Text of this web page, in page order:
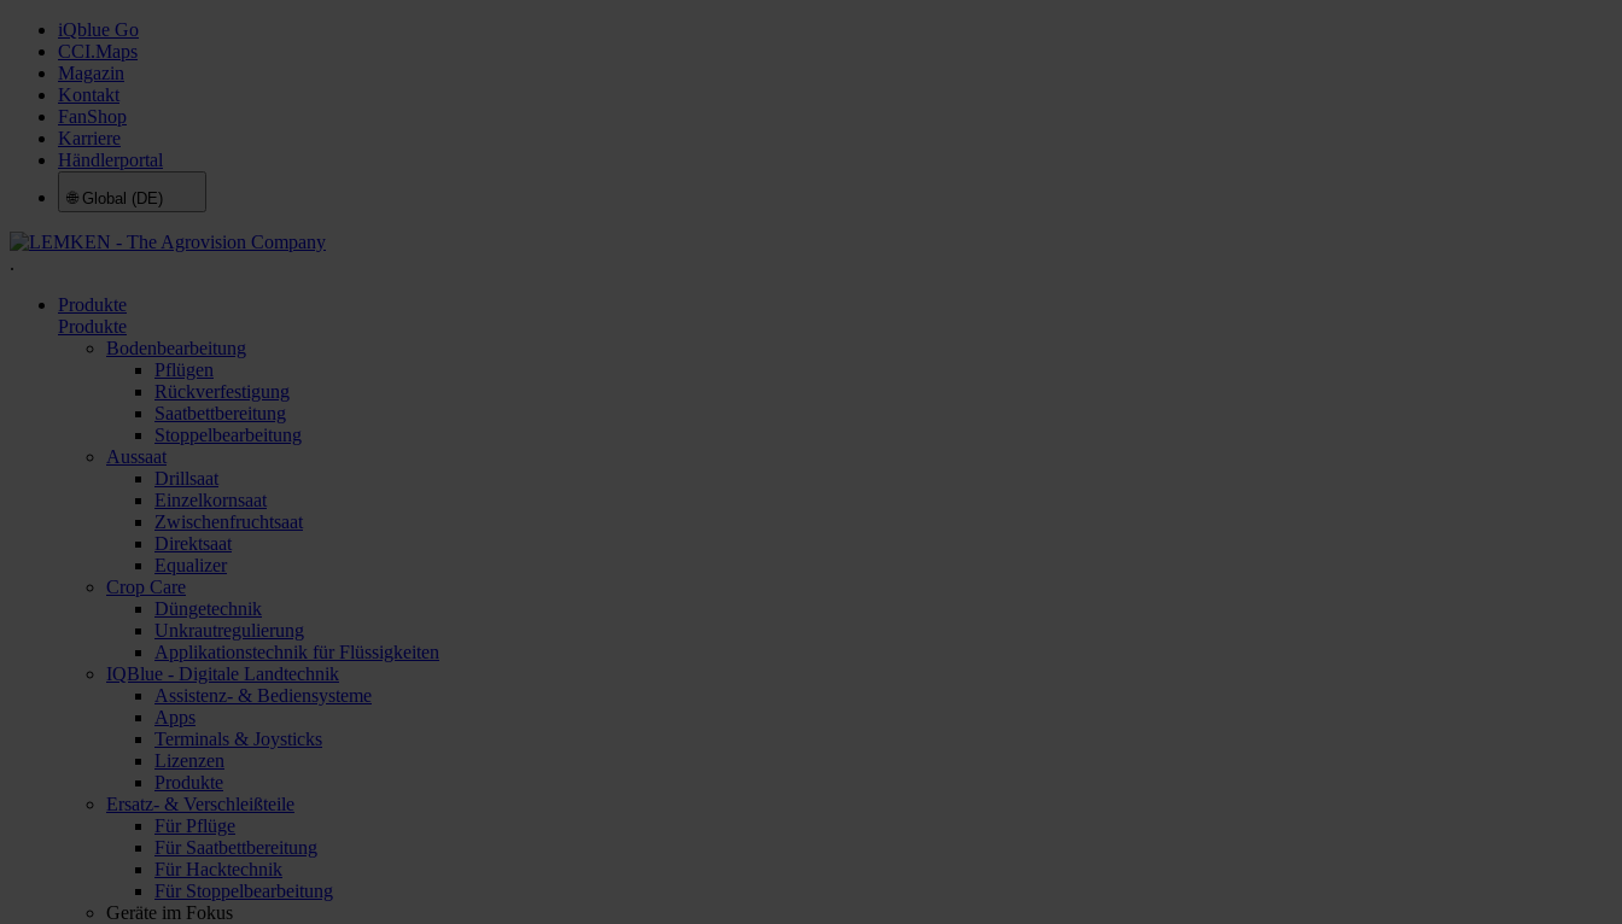
iQblue Go
CCI.Maps
Magazin
Kontakt
FanShop
Karriere
Händlerportal
🌐 Global (DE)
.
Produkte
Produkte
Bodenbearbeitung
Pflügen
Rückverfestigung
Saatbettbereitung
Stoppelbearbeitung
Aussaat
Drillsaat
Einzelkornsaat
Zwischenfruchtsaat
Direktsaat
Equalizer
Crop Care
Düngetechnik
Unkrautregulierung
Applikationstechnik für Flüssigkeiten
IQBlue - Digitale Landtechnik
Assistenz- & Bediensysteme
Apps
Terminals & Joysticks
Lizenzen
Produkte
Ersatz- & Verschleißteile
Für Pflüge
Für Saatbettbereitung
Für Hacktechnik
Für Stoppelbearbeitung
Geräte im Fokus